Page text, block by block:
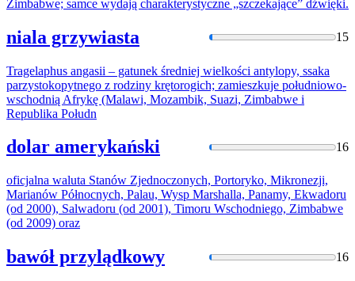
Zimbabwe; samce wydają charakterystyczne „szczekające” dźwięki.
niala grzywiasta 15
Tragelaphus angasii – gatunek średniej wielkości antylopy, ssaka
parzystokopytnego z rodziny krętorogich; zamieszkuje południowo-
wschodnią Afrykę (Malawi, Mozambik, Suazi, Zimbabwe i
Republika Połudn
dolar amerykański 16
oficjalna waluta Stanów Zjednoczonych, Portoryko, Mikronezji,
Marianów Północnych, Palau, Wysp Marshalla, Panamy, Ekwadoru
(od 2000), Salwadoru (od 2001), Timoru Wschodniego, Zimbabwe
(od 2009) oraz
bawół przylądkowy 16